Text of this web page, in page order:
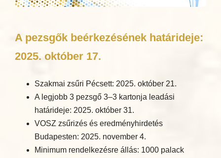
A pezsgők beérkezésének határideje:
2025. október 17.
Szakmai zsűri Pécsett: 2025. október 21.
A legjobb 3 pezsgő 3–3 kartonja leadási
határideje: 2025. október 31.
VOSZ zsűrizés és eredményhirdetés
Budapesten: 2025. november 4.
Minimum rendelkezésre állás: 1000 palack